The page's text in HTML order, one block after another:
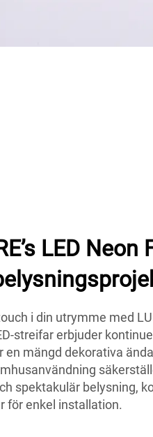
LED
i din utrymme med
streifar erbjuder
en mängd dekorativa
spektakulär belysning,
för enkel installation.